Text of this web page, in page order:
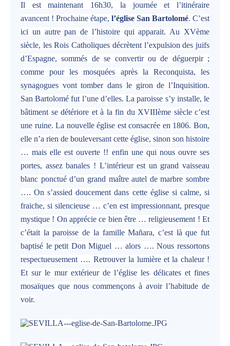
Il est maintenant 16h30, la journée et l’itinéraire
avancent ! Prochaine étape, l’église San Bartolomé. C’est
ici un autre pan de l’histoire qui apparait. Au XVème
siècle, les Rois Catholiques décrètent l’expulsion des juifs
d’Espagne, sommés de se convertir ou de déguerpir ;
comme pour les mosquées après la Reconquista, les
synagogues vont tomber dans le giron de l’Inquisition.
San Bartolomé fut l’une d’elles. La paroisse s’y installe, le
bâtiment se détériore et à la fin du XVIIIème siècle c’est
une ruine. La nouvelle église est consacrée en 1806. Bon,
elle n’a rien de bouleversant cette église, sinon son histoire
… mais elle est ouverte !! enfin une qui nous ouvre ses
portes, assez banales ! L’intérieur est un grand vaisseau
blanc ponctué d’un grand maître autel de marbre sombre
…. On s’assied doucement dans cette église si calme, si
fraiche, si silencieuse … c’en est impressionnant, presque
mystique ! On apprécie ce bien être … religieusement ! Et
c’était la paroisse de la famille Mañara, c’est là que fut
baptisé le petit Don Miguel … alors …. Nous ressortons
respectueusement …. Retrouver la lumière et la chaleur !
Et sur le mur extérieur de l’église les délicates et fines
mosaïques que nous commençons à avoir l’habitude de
voir.